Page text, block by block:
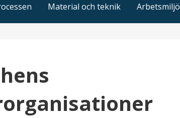
Material och teknik Arbetsmiljö